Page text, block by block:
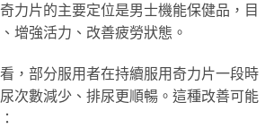
力片的主要定位是男士機能保健品，目
增強活力、改善疲勞狀態。
，部分服用者在持續服用奇力片一段時
次數減少、排尿更順暢。這種改善可能